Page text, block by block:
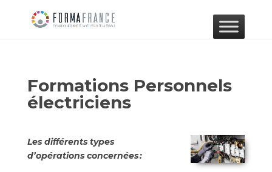
Formations Personnels
électriciens
Les différents types
d’opérations concernées: